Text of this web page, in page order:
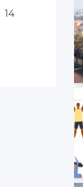
14